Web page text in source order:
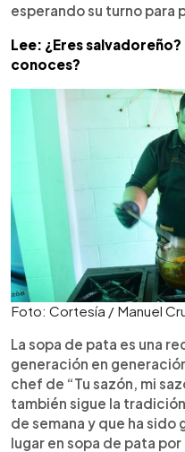
esperando su turno para
Lee: ¿Eres
conoces?
Foto: Cortesía / Manuel
La sopa de pata es una
generación en
chef de “Tu sazón, mi
también sigue la
de semana y que ha
lugar en sopa de pata